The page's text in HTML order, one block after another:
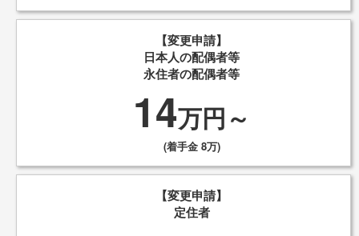
【変更申請】
日本人の配偶者等
永住者の配偶者等
14万円～
(着手金 8万)
【変更申請】
定住者